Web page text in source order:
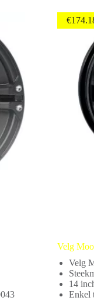
Velg
€
Velg
14
Enkel